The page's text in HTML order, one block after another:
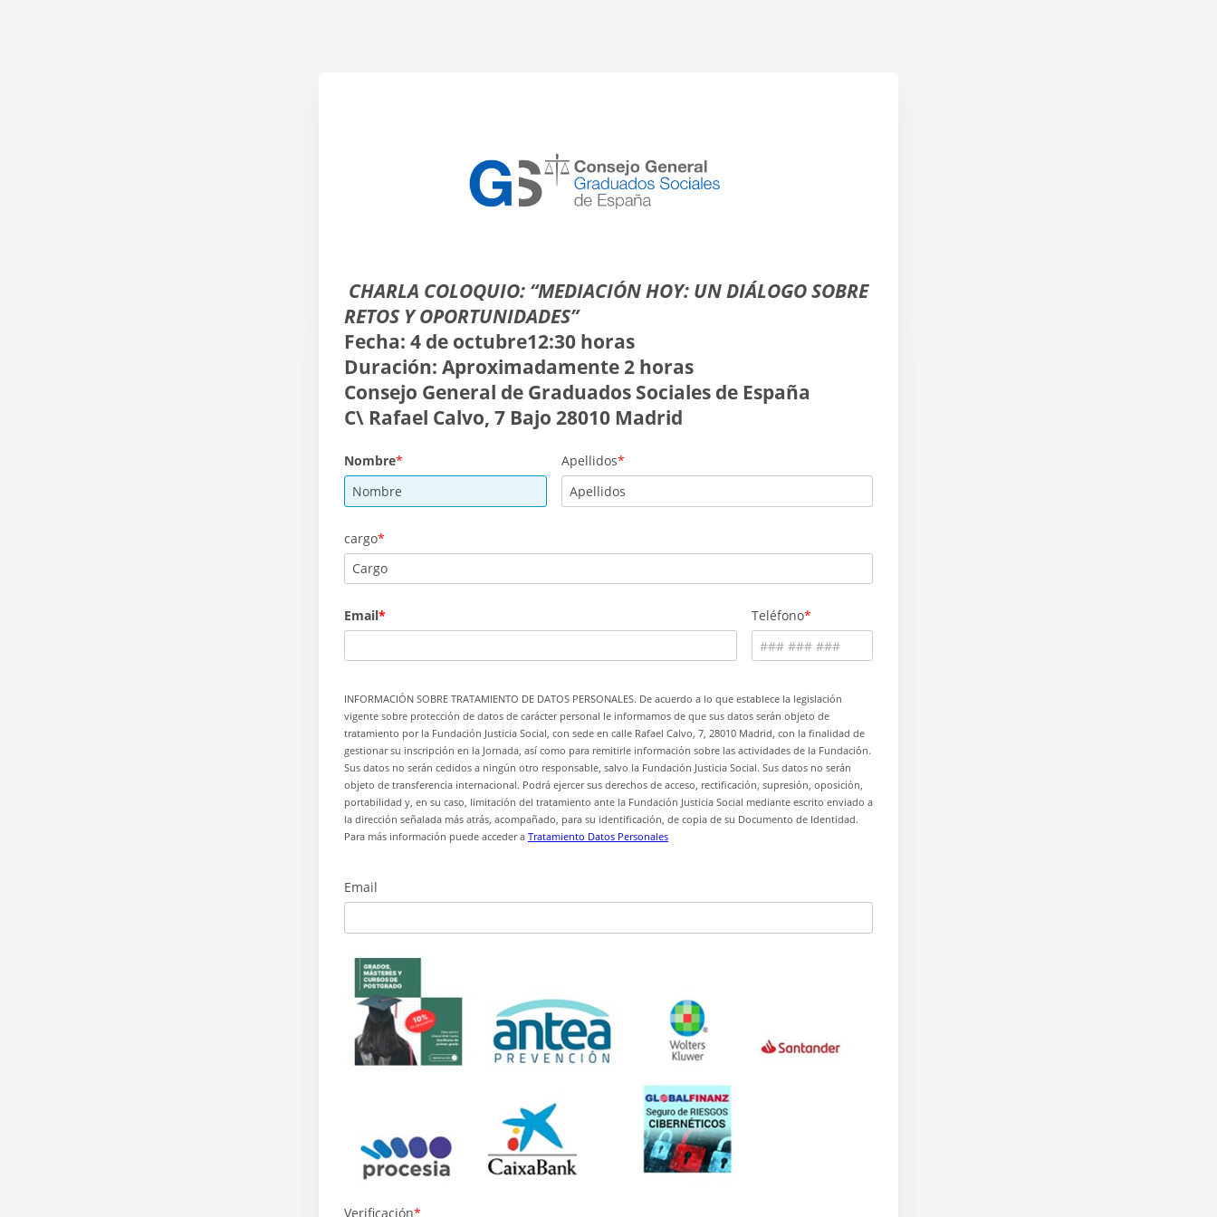
CHARLA COLOQUIO: “MEDIACIÓN HOY: UN DIÁLOGO SOBRE
RETOS Y OPORTUNIDADES”
Fecha: 4 de octubre12:30 horas
Duración: Aproximadamente 2 horas
Consejo General de Graduados Sociales de España
C\ Rafael Calvo, 7 Bajo 28010 Madrid
Nombre Apellidos
cargo
Email Teléfono
INFORMACIÓN SOBRE TRATAMIENTO DE DATOS PERSONALES. De acuerdo a lo que establece la legislación
vigente sobre protección de datos de carácter personal le informamos de que sus datos serán objeto de
tratamiento por la Fundación Justicia Social, con sede en calle Rafael Calvo, 7, 28010 Madrid, con la finalidad de
gestionar su inscripción en la Jornada, así como para remitirle información sobre las actividades de la Fundación.
Sus datos no serán cedidos a ningún otro responsable, salvo la Fundación Justicia Social. Sus datos no serán
objeto de transferencia internacional. Podrá ejercer sus derechos de acceso, rectificación, supresión, oposición,
portabilidad y, en su caso, limitación del tratamiento ante la Fundación Justicia Social mediante escrito enviado a
la dirección señalada más atrás, acompañado, para su identificación, de copia de su Documento de Identidad.
Para más información puede acceder a Tratamiento Datos Personales
Email
Verificación